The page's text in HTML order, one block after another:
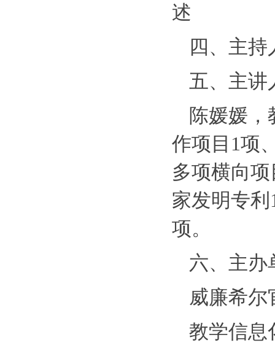
述
四、主
五、主讲
陈媛媛
作项目1项
多项横向
家发明专
项。
六、主办
威廉希尔
教学信息